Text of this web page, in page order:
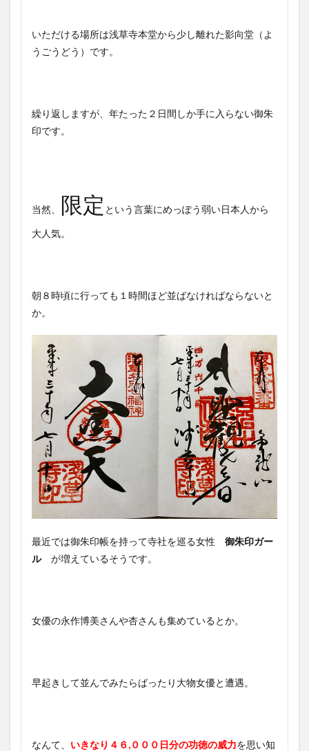
いただける場所は浅草寺本堂から少し離れた影向堂（よ
うごうどう）です。
繰り返しますが、年たった２日間しか手に入らない御朱
印です。
当然、 限定 という言葉にめっぽう弱い日本人から
大人気。
朝８時頃に行っても１時間ほど並ばなければならないと
か。
最近では御朱印帳を持って寺社を巡る女性 御朱印ガー
ル が増えているそうです。
女優の永作博美さんや杏さんも集めているとか。
早起きして並んでみたらばったり大物女優と遭遇。
なんて、 いきなり４６,０００日分の功徳の威力を思い知